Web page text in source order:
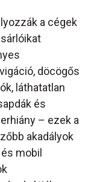
a cégek
döcögős
láthatatlan
és
– ezek a
akadályok
mobil